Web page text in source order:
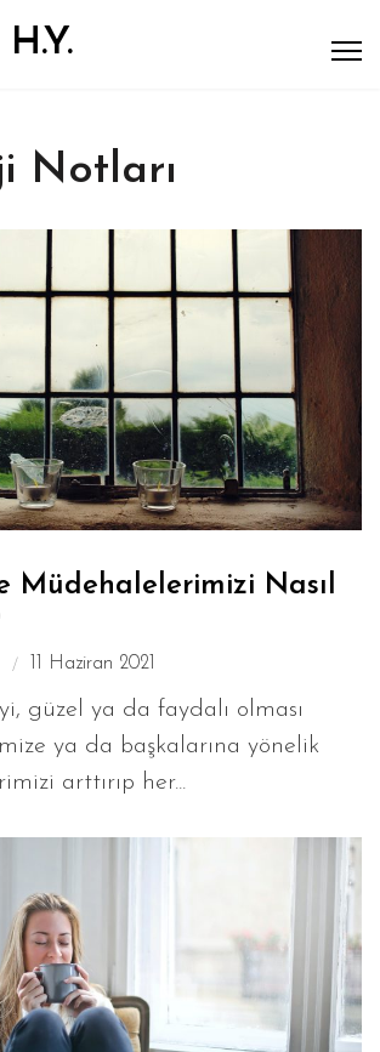
Notları
Müdehalelerimizi Nasıl
11 Haziran 2021
güzel ya da faydalı olması
ya da başkalarına yönelik
arttırıp her...